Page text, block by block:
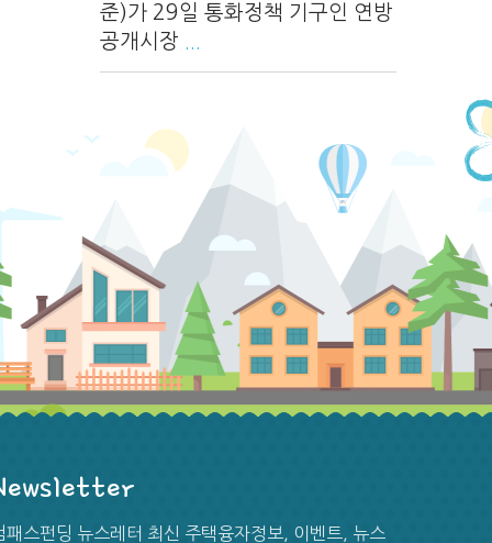
준)가 29일 통화정책 기구인 연방
공개시장
스] 가격상승 둔화·판매량 급증… 가주 주택시장
패스펀딩 뉴스레터 최신 주택융자정보, 이벤트, 뉴스